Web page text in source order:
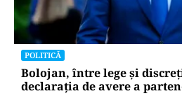
POLITICĂ
Bolojan, între lege și
declarația de avere a